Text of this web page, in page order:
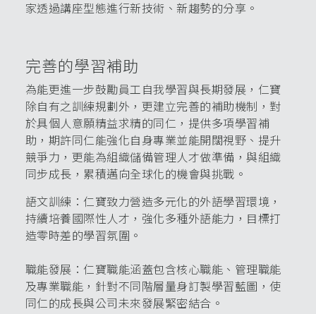
家透過講座型態進行新技術、新趨勢的分享。
完善的學習補助
為能更進一步鼓勵員工自我學習與長期發展，仁寶
除自有之訓練規劃外，更建立完善的補助機制，對
於具個人意願精益求精的同仁，提供多項學習補
助，期許同仁能強化自身專業並能開闊視野、提升
競爭力，更能為組織儲備管理人才做準備，與組織
同步成長，累積邁向全球化的機會與挑戰。
語文訓練：仁寶致力營造多元化的外語學習環境，
持續培養國際性人才，強化多種外語能力，目標打
造零時差的學習氛圍。
職能發展：仁寶職能涵蓋包含核心職能、管理職能
及專業職能，針對不同階層量身訂製學習藍圖，使
同仁的成長與公司未來發展緊密結合。